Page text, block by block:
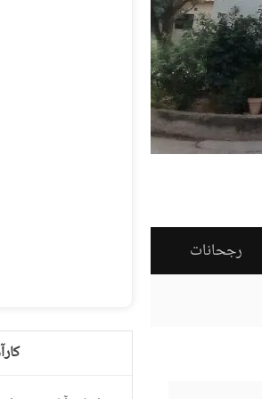
رجحانات